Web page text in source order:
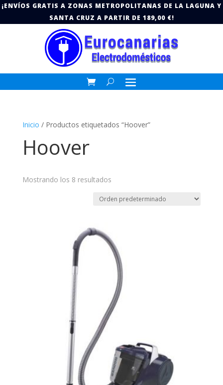
¡ENVÍOS GRATIS A ZONAS METROPOLITANAS DE LA LAGUNA Y
SANTA CRUZ A PARTIR DE 189,00 €!
Inicio / Productos etiquetados “Hoover”
Hoover
Mostrando los 8 resultados